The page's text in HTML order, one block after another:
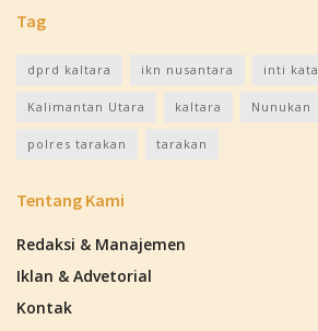
Tag
dprd kaltara ikn nusantara inti kata
Kalimantan Utara kaltara Nunukan
polres tarakan tarakan
Tentang Kami
Redaksi & Manajemen
Iklan & Advetorial
Kontak